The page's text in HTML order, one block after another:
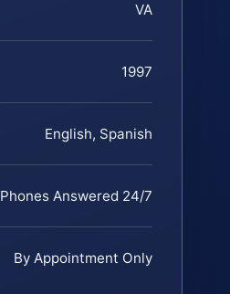
VA
1997
English, Spanish
Phones Answered 24/7
By Appointment Only